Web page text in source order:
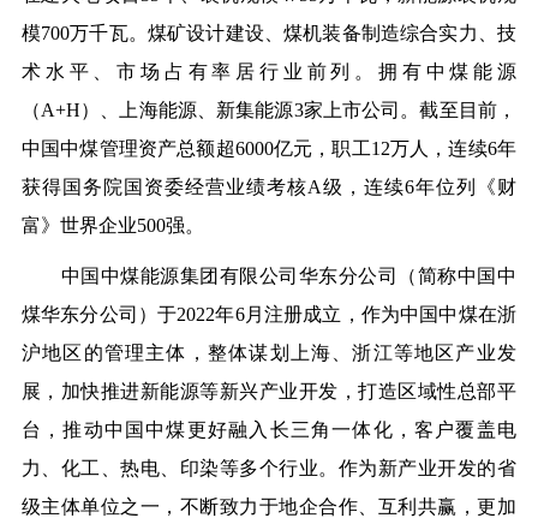
模700万千瓦。煤矿设计建设、煤机装备制造综合实力、技
术水平、市场占有率居行业前列。拥有中煤能源
（A+H）、上海能源、新集能源3家上市公司。截至目前，
中国中煤管理资产总额超6000亿元，职工12万人，连续6年
获得国务院国资委经营业绩考核A级，连续6年位列《财
富》世界企业500强。
中国中煤能源集团有限公司华东分公司（简称中国中
煤华东分公司）于2022年6月注册成立，作为中国中煤在浙
沪地区的管理主体，整体谋划上海、浙江等地区产业发
展，加快推进新能源等新兴产业开发，打造区域性总部平
台，推动中国中煤更好融入长三角一体化，客户覆盖电
力、化工、热电、印染等多个行业。作为新产业开发的省
级主体单位之一，不断致力于地企合作、互利共赢，更加